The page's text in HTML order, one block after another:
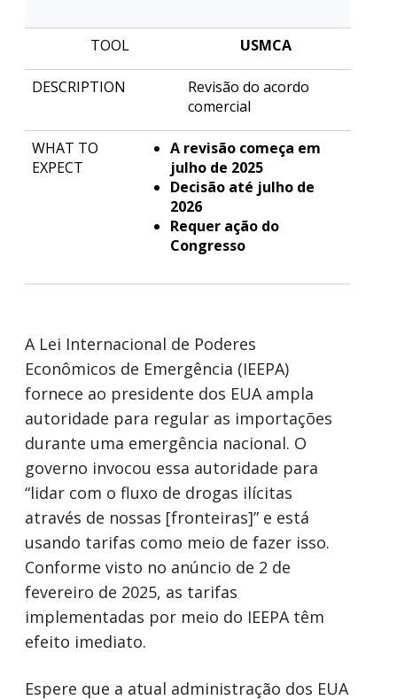
USMCA
Revisão do acordo
comercial
A revisão começa em
julho de 2025
Decisão até julho de
2026
Requer ação do
Congresso
A Lei Internacional de Poderes
Econômicos de Emergência (IEEPA)
fornece ao presidente dos EUA ampla
autoridade para regular as importações
durante uma emergência nacional. O
governo invocou essa autoridade para
“lidar com o fluxo de drogas ilícitas
através de nossas [fronteiras]” e está
usando tarifas como meio de fazer isso.
Conforme visto no anúncio de 2 de
fevereiro de 2025, as tarifas
implementadas por meio do IEEPA têm
efeito imediato.
Espere que a atual administração dos EUA